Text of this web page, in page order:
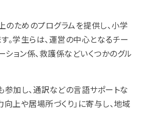
ためのプログラムを提供し、小学
。学生らは、運営の中心となるチー
ション係、救護係などいくつかのグル
加し、通訳などの言語サポートな
上や居場所づくり」に寄与し、地域